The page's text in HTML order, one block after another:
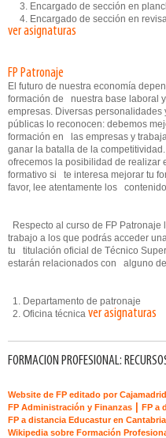
3. Encargado de sección en
4. Encargado de sección en
ver asignaturas
FP Patronaje
El futuro de nuestra economía
formación de nuestra base laboral
empresas. Diversas
públicas lo reconocen: debemos
formación en las empresas y
ganar la batalla de la
ofrecemos la posibilidad de realizar
formativo si te interesa mejorar tu
favor, lee atentamente los
Respecto al curso de FP
trabajo a los que podrás acceder
tu titulación oficial de Técnico
estarán relacionados con alguno
1. Departamento de patronaje
2. Oficina técnica ver asignaturas
FORMACION PROFESIONAL:
Website de FP editado por Cajamadrid
FP Administración y Finanzas FP a
FP a distancia Educastur en Cantabria
Wikipedia sobre Formación